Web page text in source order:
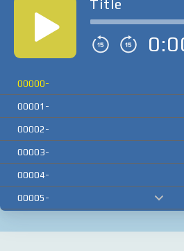
Title
00000-
00001-
00002-
00003-
00004-
00005-